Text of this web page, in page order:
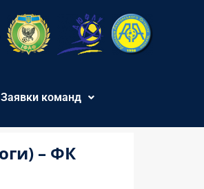
Заявки команд
– ФК